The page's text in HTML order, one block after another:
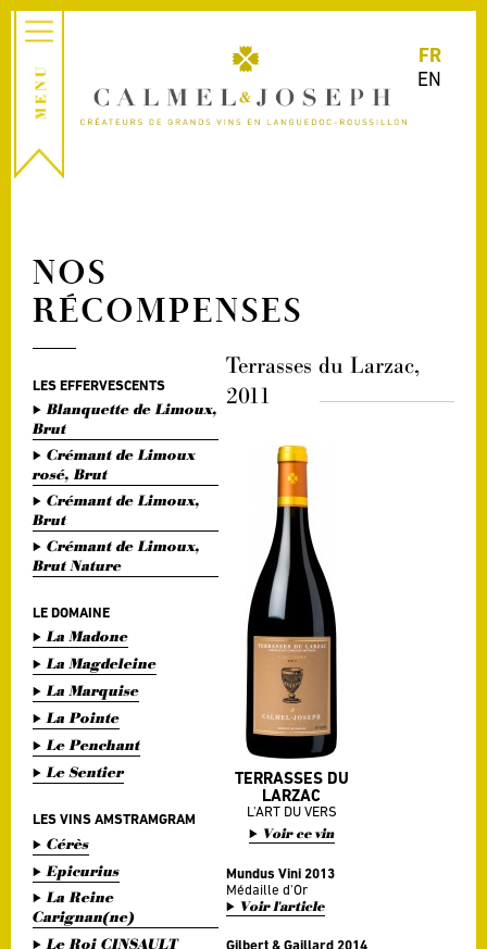
FR
EN
NOS
RÉCOMPENSES
LES EFFERVESCENTS
Blanquette de Limoux,
Brut
Crémant de Limoux
rosé, Brut
Crémant de Limoux,
Brut
Crémant de Limoux,
Brut Nature
LE DOMAINE
La Madone
La Magdeleine
La Marquise
La Pointe
Le Penchant
Le Sentier
LES VINS AMSTRAMGRAM
Cérès
Epicurius
La Reine
Carignan(ne)
Le Roi CINSAULT
Terrasses du Larzac,
2011
TERRASSES DU
LARZAC
L'ART DU VERS
Voir ce vin
Mundus Vini 2013
Médaille d'Or
Voir l'article
Gilbert & Gaillard 2014